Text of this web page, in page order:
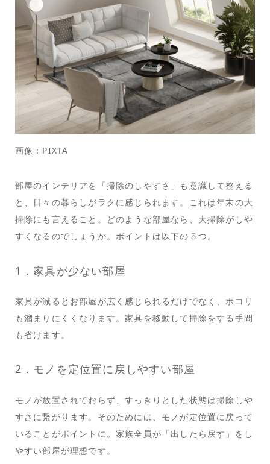
画像：PIXTA
部屋のインテリアを「掃除のしやすさ」も意識して整える
と、日々の暮らしがラクに感じられます。これは年末の大
掃除にも言えること。どのような部屋なら、大掃除がしや
すくなるのでしょうか。ポイントは以下の５つ。
1．家具が少ない部屋
家具が減るとお部屋が広く感じられるだけでなく、ホコリ
も溜まりにくくなります。家具を移動して掃除をする手間
も省けます。
2．モノを定位置に戻しやすい部屋
モノが放置されておらず、すっきりとした状態は掃除しや
すさに繋がります。そのためには、モノが定位置に戻って
いることがポイントに。家族全員が「出したら戻す」をし
やすい部屋が理想です。